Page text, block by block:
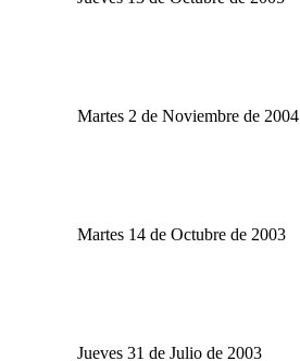
Martes 2 de Noviembre de 2004
Martes 14 de Octubre de 2003
Jueves 31 de Julio de 2003